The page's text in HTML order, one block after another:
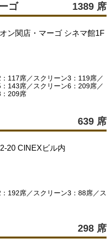
ゴ 1389 席
ン関店・マーゴ シネマ館1F
117席／スクリーン3：119席／
143席／スクリーン6：209席／
209席
639 席
20 CINEXビル内
192席／スクリーン3：88席／ス
298 席